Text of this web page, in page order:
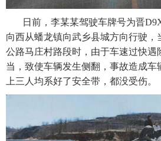
日前，李某某驾驶车牌号为晋
向西从蟠龙镇向武乡县城方向行驶，
公路马庄村路段时，由于车速过快遇
当，致使车辆发生侧翻，事故造成车
上三人均系好了安全带，都没受伤。